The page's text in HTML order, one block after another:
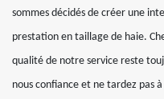
sommes décidés de créer une
prestation en taillage de haie.
qualité de notre service reste
nous confiance et ne tardez pas